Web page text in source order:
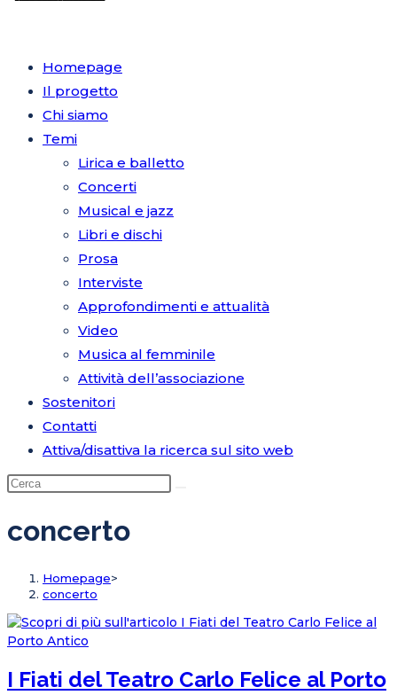
Homepage
Il progetto
Chi siamo
Temi
Lirica e balletto
Concerti
Musical e jazz
Libri e dischi
Prosa
Interviste
Approfondimenti e attualità
Video
Musica al femminile
Attività dell’associazione
Sostenitori
Contatti
Attiva/disattiva la ricerca sul sito web
concerto
Homepage>
concerto
I Fiati del Teatro Carlo Felice al Porto